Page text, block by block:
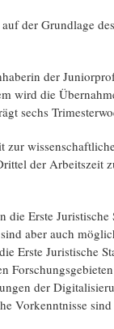
der Grundlage
der
wird die
sechs
zur
der Arbeitszeit
die Erste
aber auch
Erste Juristische
der
Vorkenntnisse